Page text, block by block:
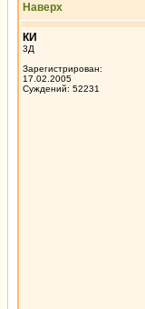
Наверх
КИ
3Д
Зарегистрирован:
17.02.2005
Суждений: 52231